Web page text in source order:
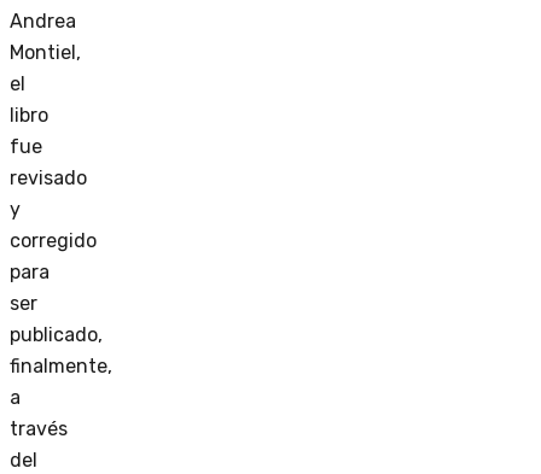
Andrea
Montiel,
el
libro
fue
revisado
y
corregido
para
ser
publicado,
finalmente,
a
través
del